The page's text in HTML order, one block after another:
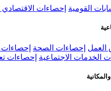
القومية إحصاءات
العمل إحصاءات الصحة إحصاءات
الخدمات الاجتماعية إحصاءات